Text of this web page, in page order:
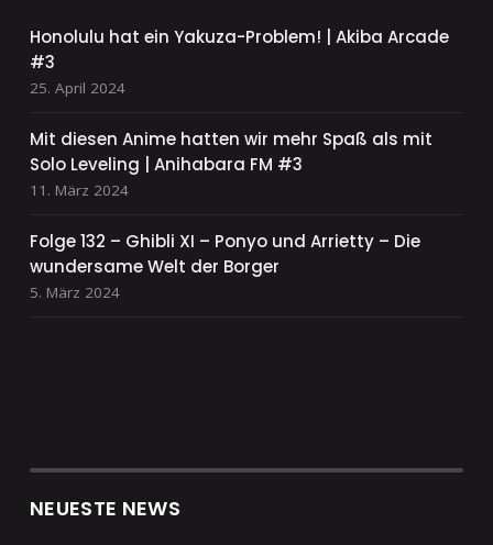
Honolulu hat ein Yakuza-Problem! | Akiba Arcade
#3
25. April 2024
Mit diesen Anime hatten wir mehr Spaß als mit
Solo Leveling | Anihabara FM #3
11. März 2024
Folge 132 – Ghibli XI – Ponyo und Arrietty – Die
wundersame Welt der Borger
5. März 2024
NEUESTE NEWS